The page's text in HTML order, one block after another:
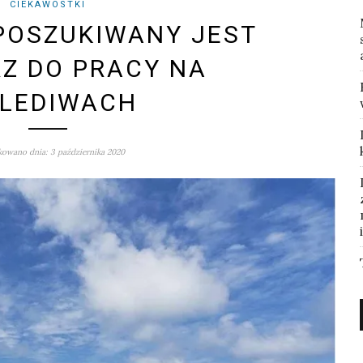
CIEKAWOSTKI
JEST
DO PRACY NA
dnia: 3 października 2020